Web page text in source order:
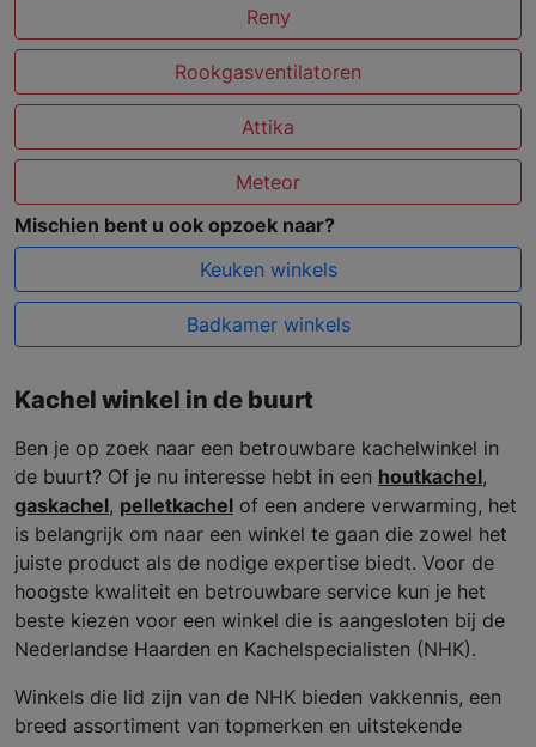
Reny
Rookgasventilatoren
Attika
Meteor
Mischien bent u ook opzoek naar?
Keuken winkels
Badkamer winkels
Kachel winkel in de buurt
Ben je op zoek naar een betrouwbare kachelwinkel in
de buurt? Of je nu interesse hebt in een houtkachel,
gaskachel, pelletkachel of een andere verwarming, het
is belangrijk om naar een winkel te gaan die zowel het
juiste product als de nodige expertise biedt. Voor de
hoogste kwaliteit en betrouwbare service kun je het
beste kiezen voor een winkel die is aangesloten bij de
Nederlandse Haarden en Kachelspecialisten (NHK).
Winkels die lid zijn van de NHK bieden vakkennis, een
breed assortiment van topmerken en uitstekende